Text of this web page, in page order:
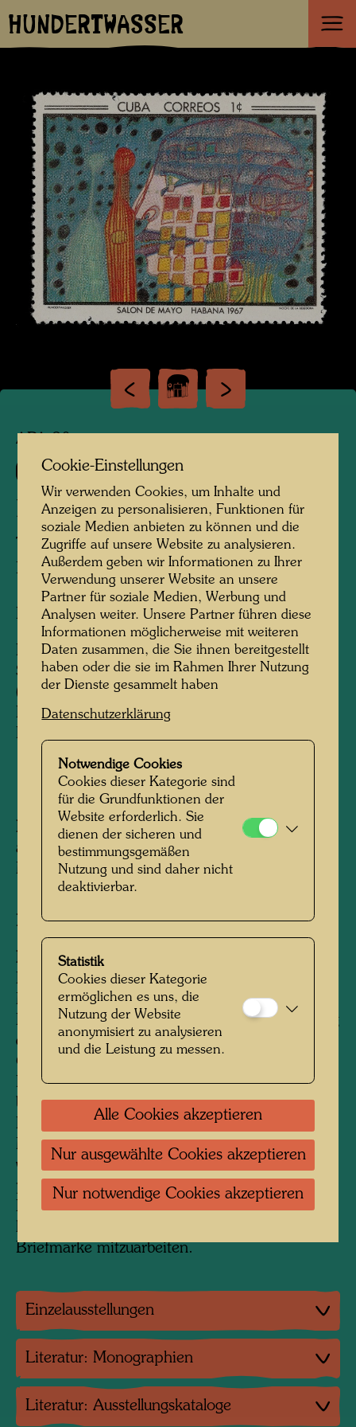
HUNDERTWASSER
APA 90
657 A
NOCHE DE LA BEBEDORA
The Night of the Woman Drinker
NOCHE DE LA BEBEDORA
Briefmarke
Face value: 1 c
Size: 44 x 56 mm (stamp) / 36.5 x 52.5
(image)
Print: cuban Miistry of Communications
Date of first issue: July 2, 1967
Herausgegeben von:Cuban postal
administration on the occasion of the Salon de
Mayo, Havana
Nach Werk657 (Adaptation)
Information:
Hundertwasser hatte sich 1967 am Salon de
Mai in Paris beteiligt, der anschließend nach
Havanna übersiedelte. Anläßlich der Ausstellung
des Salon de Mayo in Havanna wurden vom
Cuban Ministry of Communication 15
Briefmarken herausgegeben, die die Werke der
beteiligten Künstler wie Max Ernst, Pablo
Picasso, René Magritte, Joan Miró, Roberto
Matta, Alexander Calder, Antoni Tàpies u.a.m.
würdigte.
Die Briefmarke wurde als Offsetdruck
produziert, als Reproduktion nach einem Werk
Hundertwassers. Hundertwasser selbst hatte
keine Möglichkeit, an der Entwicklung dieser
Briefmarke mitzuarbeiten.
Einzelausstellungen
Literatur: Monographien
Literatur: Ausstellungskataloge
Cookie-Einstellungen
Wir verwenden Cookies, um Inhalte und
Anzeigen zu personalisieren, Funktionen für
soziale Medien anbieten zu können und die
Zugriffe auf unsere Website zu analysieren.
Außerdem geben wir Informationen zu Ihrer
Verwendung unserer Website an unsere
Partner für soziale Medien, Werbung und
Analysen weiter. Unsere Partner führen diese
Informationen möglicherweise mit weiteren
Daten zusammen, die Sie ihnen bereitgestellt
haben oder die sie im Rahmen Ihrer Nutzung
der Dienste gesammelt haben
Datenschutzerklärung
Notwendige Cookies
Cookies dieser Kategorie sind
für die Grundfunktionen der
Website erforderlich. Sie
dienen der sicheren und
bestimmungsgemäßen
Nutzung und sind daher nicht
deaktivierbar.
Statistik
Cookies dieser Kategorie
ermöglichen es uns, die
Nutzung der Website
anonymisiert zu analysieren
und die Leistung zu messen.
Alle Cookies akzeptieren
Nur ausgewählte Cookies akzeptieren
Nur notwendige Cookies akzeptieren